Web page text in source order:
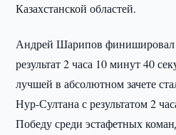
Казахстанской областей.
Андрей Шарипов финишировал
результат 2 часа 10 минут 40
лучшей в абсолютном зачете
Нур-Султана с результатом 2
Победу среди эстафетных